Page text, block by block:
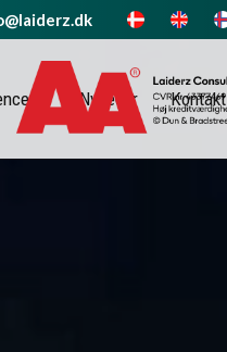
Nyheder Kontakt